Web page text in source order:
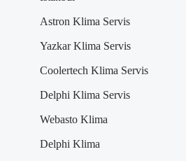
Astron Klima Servis
Yazkar Klima Servis
Coolertech Klima Servis
Delphi Klima Servis
Webasto Klima
Delphi Klima